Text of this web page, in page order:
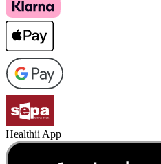
Healthii App